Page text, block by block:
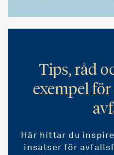
Tips, råd
exempel
Här hittar du
insatser för